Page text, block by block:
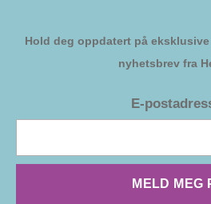
Hold deg oppdatert på
nyhetsbrev fra
E-
MELD MEG